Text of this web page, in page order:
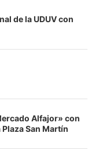
de la UDUV con
Alfajor» con
San Martín